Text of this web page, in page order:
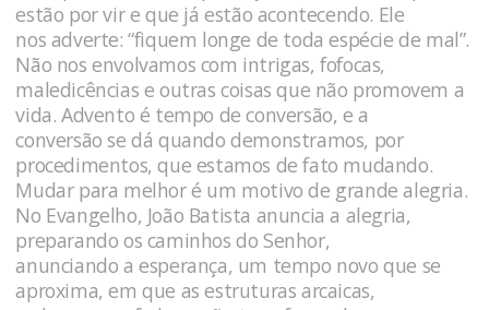
estão por vir e que já estão acontecendo. Ele
nos adverte: “fiquem longe de toda espécie de mal”.
Não nos envolvamos com intrigas, fofocas,
maledicências e outras coisas que não promovem a
vida. Advento é tempo de conversão, e a
conversão se dá quando demonstramos, por
procedimentos, que estamos de fato mudando.
Mudar para melhor é um motivo de grande alegria.
No Evangelho, João Batista anuncia a alegria,
preparando os caminhos do Senhor,
anunciando a esperança, um tempo novo que se
aproxima, em que as estruturas arcaicas,